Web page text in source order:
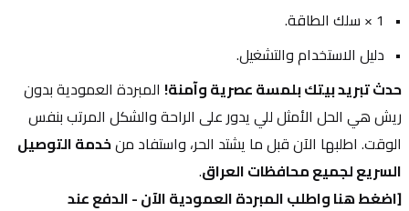
1 × سلك الطاقة.
دليل الاستخدام والتشغيل.
حدث تبريد بيتك بلمسة عصرية وآمنة!
الوقت. اطلبها الآن قبل ما يشتد الحر، واستفاد من
السريع لجميع محافظات العراق.